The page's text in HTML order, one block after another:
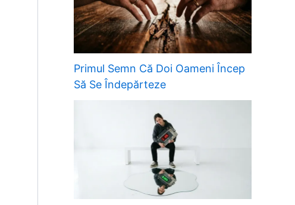
Primul Semn Că Doi Oameni Încep
Să Se Îndepărteze